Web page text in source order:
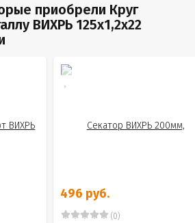
приобрели Круг
ВИХРЬ 125х1,2х22
496 руб.
(0)